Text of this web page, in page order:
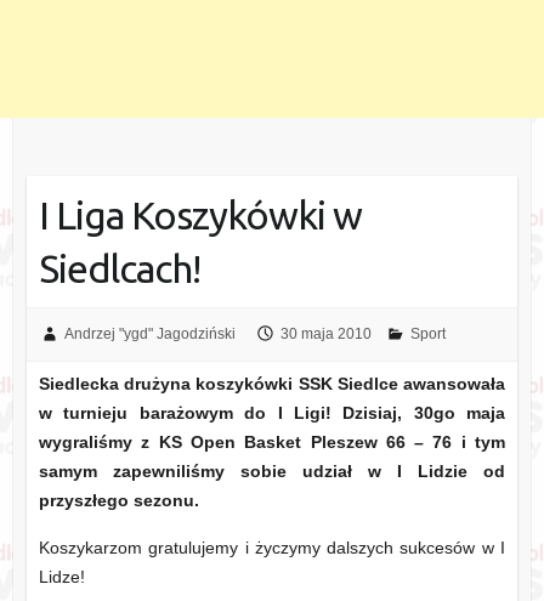
I Liga Koszykówki w
Siedlcach!
Andrzej "ygd" Jagodziński 30 maja 2010 Sport
Siedlecka drużyna koszykówki SSK Siedlce awansowała
w turnieju barażowym do I Ligi! Dzisiaj, 30go maja
wygraliśmy z KS Open Basket Pleszew 66 – 76 i tym
samym zapewniliśmy sobie udział w I Lidzie od
przyszłego sezonu.
Koszykarzom gratulujemy i życzymy dalszych sukcesów w I
Lidze!